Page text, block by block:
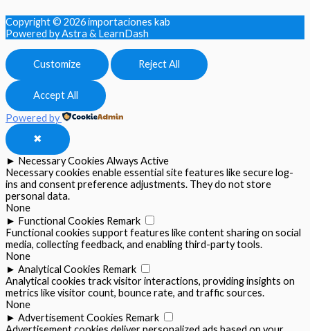
Copyright © 2026importaciones kab
Powered by Astra & LearnDash
Customize Reject All
Accept All
Powered by
✖
► Necessary Cookies Always Active
Necessary cookies enable essential site features like secure log-
ins and consent preference adjustments. They do not store
personal data.
None
► Functional Cookies Remark
Functional cookies support features like content sharing on social
media, collecting feedback, and enabling third-party tools.
None
► Analytical Cookies Remark
Analytical cookies track visitor interactions, providing insights on
metrics like visitor count, bounce rate, and traffic sources.
None
► Advertisement Cookies Remark